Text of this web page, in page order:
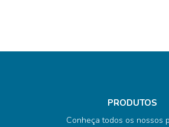
PRODUTOS
Conheça todos os nossos